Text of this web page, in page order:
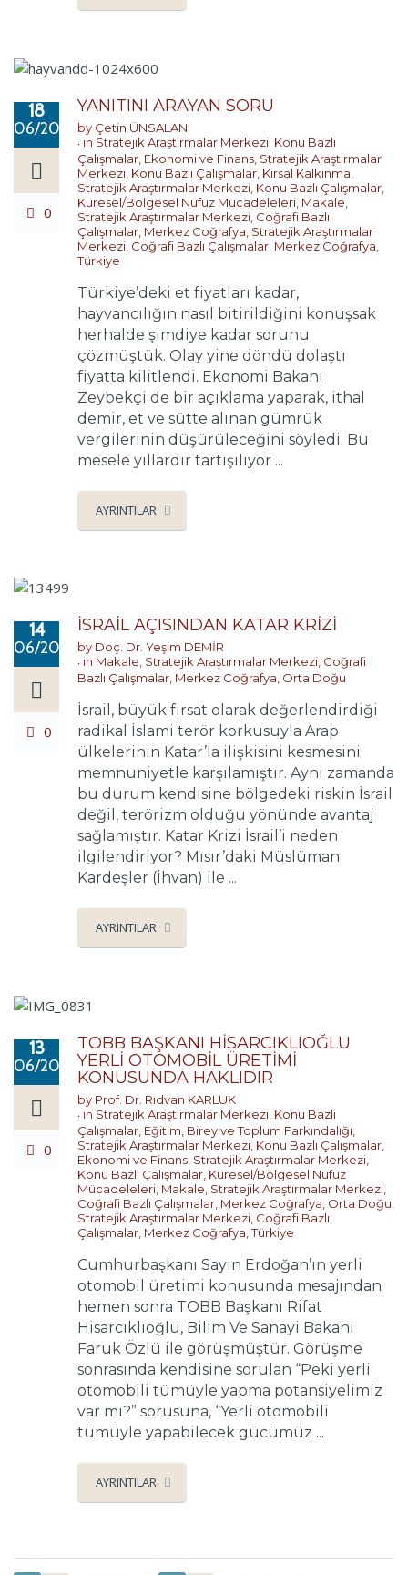
18
06/2017
0
YANITINI ARAYAN SORU
by Çetin ÜNSALAN
in Stratejik Araştırmalar Merkezi Konu Bazlı
Çalışmalar Ekonomi ve Finans Stratejik Araştırmalar
Merkezi Konu Bazlı Çalışmalar Kırsal Kalkınma
Stratejik Araştırmalar Merkezi Konu Bazlı Çalışmalar
Küresel/Bölgesel Nüfuz Mücadeleleri Makale
Stratejik Araştırmalar Merkezi Coğrafi Bazlı
Çalışmalar Merkez Coğrafya Stratejik Araştırmalar
Merkezi Coğrafi Bazlı Çalışmalar Merkez Coğrafya
Türkiye
Türkiye’deki et fiyatları kadar,
hayvancılığın nasıl bitirildiğini konuşsak
herhalde şimdiye kadar sorunu
çözmüştük. Olay yine döndü dolaştı
fiyatta kilitlendi. Ekonomi Bakanı
Zeybekçi de bir açıklama yaparak, ithal
demir, et ve sütte alınan gümrük
vergilerinin düşürüleceğini söyledi. Bu
mesele yıllardır tartışılıyor ...
AYRINTILAR
14
06/2017
0
İSRAİL AÇISINDAN KATAR KRİZİ
by Doç. Dr. Yeşim DEMİR
in Makale, Stratejik Araştırmalar Merkezi, Coğrafi
Bazlı Çalışmalar, Merkez Coğrafya, Orta Doğu
İsrail, büyük fırsat olarak değerlendirdiği
radikal İslami terör korkusuyla Arap
ülkelerinin Katar’la ilişkisini kesmesini
memnuniyetle karşılamıştır. Aynı zamanda
bu durum kendisine bölgedeki riskin İsrail
değil, terörizm olduğu yönünde avantaj
sağlamıştır. Katar Krizi İsrail’i neden
ilgilendiriyor? Mısır’daki Müslüman
Kardeşler (İhvan) ile ...
AYRINTILAR
13
06/2017
0
TOBB BAŞKANI HİSARCIKLIOĞLU
YERLİ OTOMOBİL ÜRETİMİ
KONUSUNDA HAKLIDIR
by Prof. Dr. Rıdvan KARLUK
in Stratejik Araştırmalar Merkezi Konu Bazlı
Çalışmalar Eğitim, Birey ve Toplum Farkındalığı
Stratejik Araştırmalar Merkezi Konu Bazlı Çalışmalar
Ekonomi ve Finans Stratejik Araştırmalar Merkezi
Konu Bazlı Çalışmalar Küresel/Bölgesel Nüfuz
Mücadeleleri Makale Stratejik Araştırmalar Merkezi
Coğrafi Bazlı Çalışmalar Merkez Coğrafya Orta Doğu
Stratejik Araştırmalar Merkezi Coğrafi Bazlı
Çalışmalar Merkez Coğrafya ,Türkiye
Cumhurbaşkanı Sayın Erdoğan’ın yerli
otomobil üretimi konusunda mesajından
hemen sonra TOBB Başkanı Rifat
Hisarcıklıoğlu, Bilim Ve Sanayi Bakanı
Faruk Özlü ile görüşmüştür. Görüşme
sonrasında kendisine sorulan “Peki yerli
otomobili tümüyle yapma potansiyelimiz
var mı?” sorusuna, “Yerli otomobili
tümüyle yapabilecek gücümüz ...
AYRINTILAR